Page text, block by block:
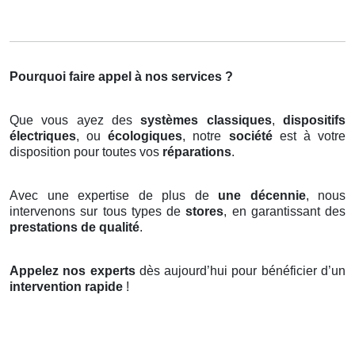
Pourquoi faire appel à nos services ?
Que vous ayez dessystèmes classiques,dispositifs
électriques, ouécologiques, notre sociétéest à votre
disposition pour toutes vos réparations.
Avec une expertise de plus de une décennie, nous
intervenons sur tous types destores, en garantissant des
prestations de qualité.
Appelez nos expertsdès aujourd’hui pour bénéficier d’un
intervention rapide !